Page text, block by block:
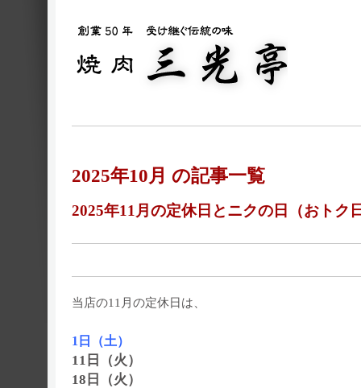
2025年10月 の記事一覧
2025年11月の定休日とニクの日（おトク
当店の11月の定休日は、
1日（土）
11日（火）
18日（火）